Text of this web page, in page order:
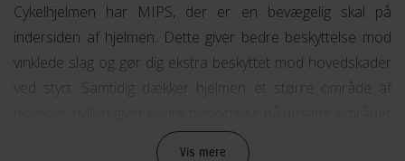
Cykelhjelmen har MIPS, der er en bevægelig skal på
indersiden af hjelmen. Dette giver bedre beskyttelse mod
vinklede slag og gør dig ekstra beskyttet mod hovedskader
ved styrt. Samtidig dækker hjelmen et større område af
Vis mere